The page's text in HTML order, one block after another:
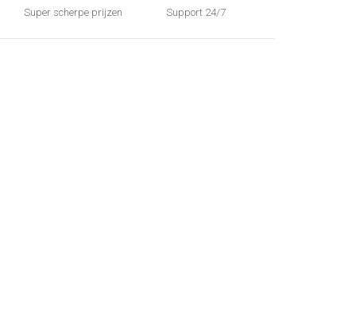
Super scherpe prijzen Support 24/7